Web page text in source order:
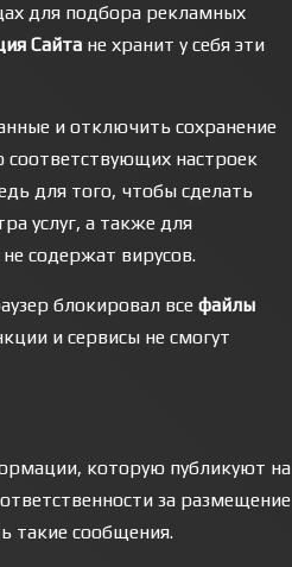
для подбора рекламных
Сайта не хранит у себя эти
и отключить сохранение
соответствующих настроек
для того, чтобы сделать
услуг, а также для
содержат вирусов.
блокировал все файлы
и сервисы не смогут
которую публикуют на
за размещение
такие сообщения.